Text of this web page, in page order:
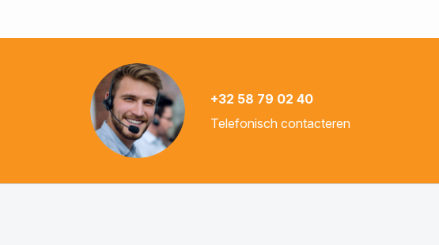
+32 58 79 02 40
Telefonisch contacteren